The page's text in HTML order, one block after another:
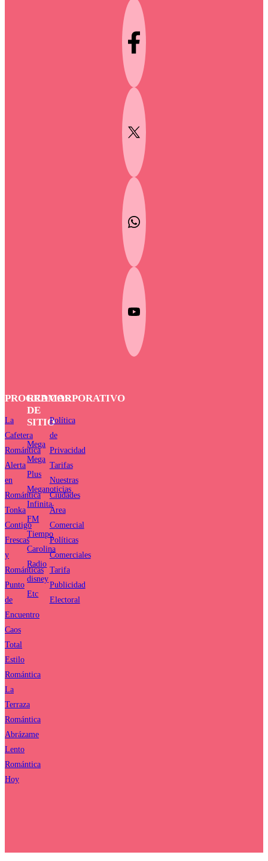
PROGRAMAS
La
Cafetera
Romántica
Alerta
en
Romántica
Tonka
Contigo
Frescas
y
Románticas
Punto
de
Encuentro
Caos
Total
Estilo
Romántica
La
Terraza
Romántica
Abrázame
Lento
Romántica
Hoy
RED
DE
SITIO
Mega
Mega
Plus
Meganoticias
Infinita
FM
Tiempo
Carolina
Radio
disney
Etc
CORPORATIVO
Política
de
Privacidad
Tarifas
Nuestras
Ciudades
Área
Comercial
Políticas
Comerciales
Tarifa
Publicidad
Electoral